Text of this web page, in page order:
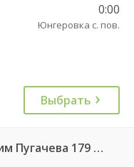
0:00
Юнгеровка с. пов.
Выбрать
Саратов АВ Центральный ул им Пугачева 179 А — Романовка рп (ул Советская 116)